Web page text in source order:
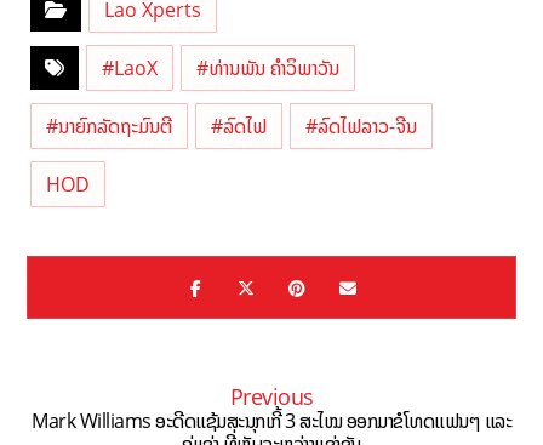
Lao Xperts
#LaoX #ທ່ານພັນ ຄຳວິພາວັນ
#ນາຍົກລັດຖະມົນຕີ #ລົດໄຟ #ລົດໄຟລາວ-ຈີນ
HOD
Previous
Mark Williams ອະດີດແຊ້ມສະນຸກເກີ້ 3 ສະໄໝ ອອກມາຂໍໂທດແຟນໆ ແລະ